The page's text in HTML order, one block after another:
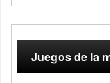
Juegos de la